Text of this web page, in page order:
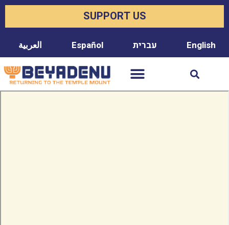
SUPPORT US
العربية Español עברית English